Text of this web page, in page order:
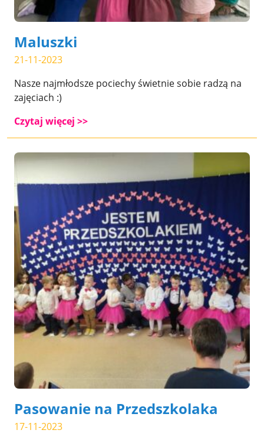
Maluszki
21-11-2023
Nasze najmłodsze pociechy świetnie sobie radzą na
zajęciach :)
Czytaj więcej
Pasowanie na Przedszkolaka
17-11-2023